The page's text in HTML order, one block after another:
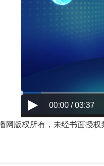
00:00 / 03:37
版权所有，未经书面授权